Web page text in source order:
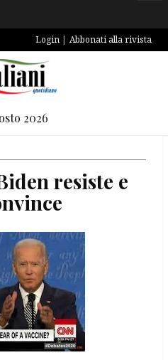
Login Abbonati alla rivista
2026
resiste e